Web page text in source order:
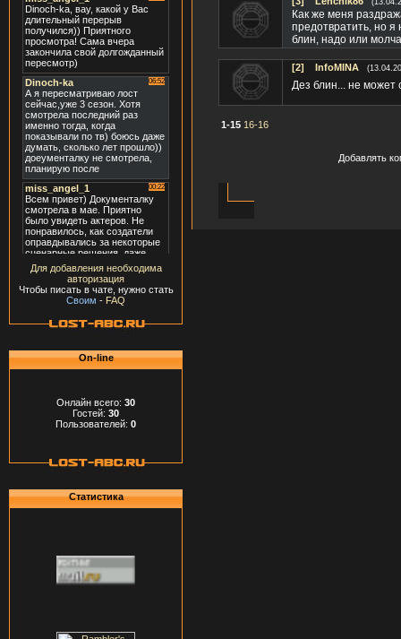
Для добавления необходима
авторизация
Чтобы писать в чате, нужно стать
Своим - FAQ
On-line
Онлайн всего: 30
Гостей: 30
Пользователей: 0
Статистика
Как же меня
предотвратить, но я
блин, надо или
[2] InfoMINA
Дез блин... не может
1-15 16-16
Добавлять